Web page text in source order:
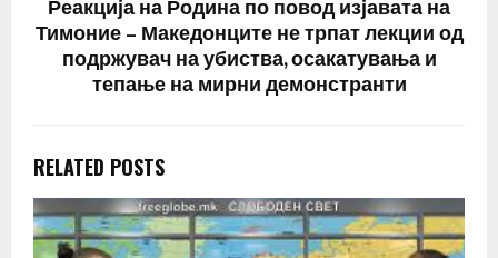
Реакција на Родина по повод изјавата на
Тимоние – Македонците не трпат лекции од
подржувач на убиства, осакатувања и
тепање на мирни демонстранти
RELATED POSTS